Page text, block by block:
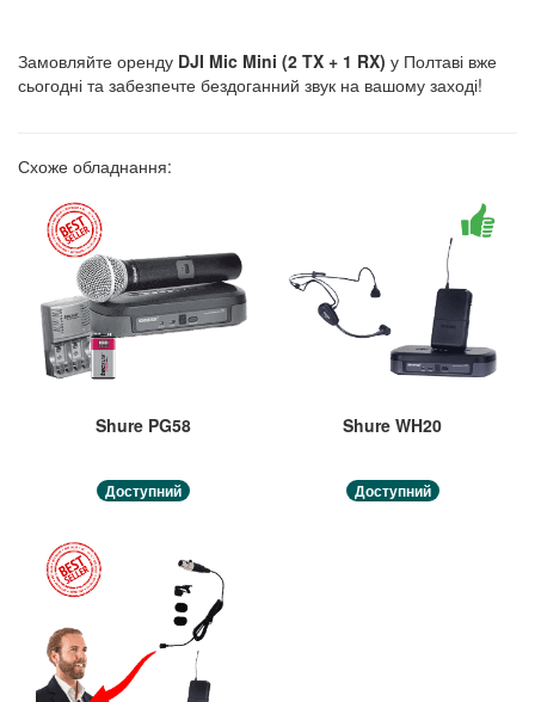
Замовляйте оренду DJI Mic Mini (2 TX + 1 RX) у Полтаві вже
сьогодні та забезпечте бездоганний звук на вашому заході!
Схоже обладнання:
Shure PG58
Доступний
Shure WH20
Доступний